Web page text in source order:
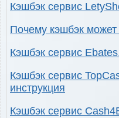
Кэшбэк сервис
Почему кэшбэк
Кэшбэк сервис
Кэшбэк сервис
инструкция
Кэшбэк сервис